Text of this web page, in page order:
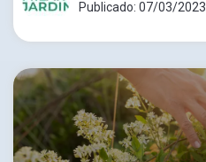
Publicado: 07/03/2023